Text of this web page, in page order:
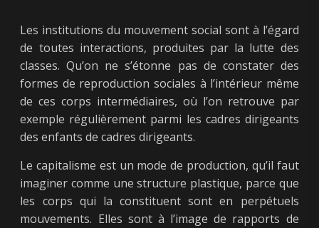
Les institutions du mouvement social sont à l’égard
de toutes interactions, produites par la lutte des
classes. Qu’on ne s’étonne pas de constater des
formes de reproduction sociales à l’intérieur même
de ces corps intermédiaires, où l’on retrouve par
exemple régulièrement parmi les cadres dirigeants
des enfants de cadres dirigeants.
Le capitalisme est un mode de production, qu’il faut
imaginer comme une structure plastique, parce que
les corps qui la constituent sont en perpétuels
mouvements. Elles sont à l’image de rapports de